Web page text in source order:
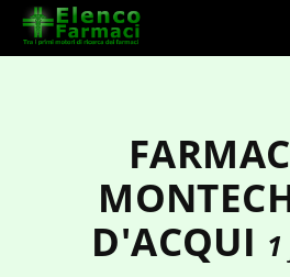
elencofarmaci.it
D'ACQUI 1